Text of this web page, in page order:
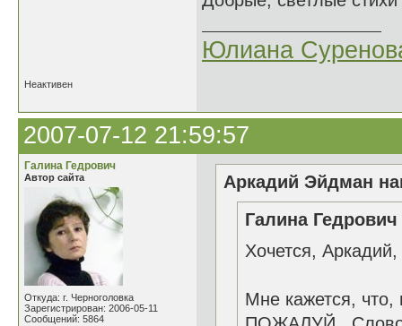
Юлиана
Неактивен
2007-07-12 21:59:57
Галина Гедрович
Автор сайта
Откуда: г. Черноголовка
Зарегистрирован: 2006-05-11
Сообщений: 5864
Аркадий Эйдман
Галина
Хочется,
Мне кажется,